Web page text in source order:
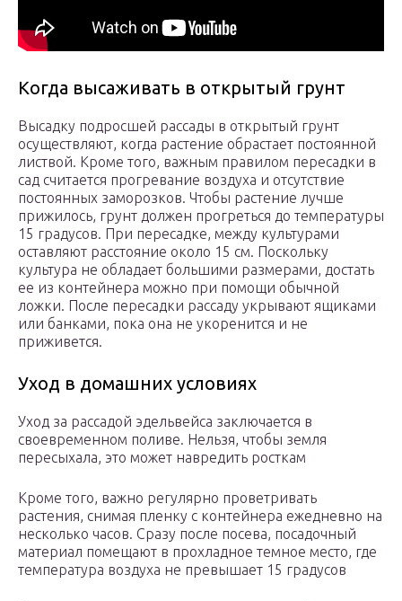
Когда высаживать в открытый грунт
Высадку подросшей рассады в открытый грунт
осуществляют, когда растение обрастает постоянной
листвой. Кроме того, важным правилом пересадки в
сад считается прогревание воздуха и отсутствие
постоянных заморозков. Чтобы растение лучше
прижилось, грунт должен прогреться до температуры
15 градусов. При пересадке, между культурами
оставляют расстояние около 15 см. Поскольку
культура не обладает большими размерами, достать
ее из контейнера можно при помощи обычной
ложки. После пересадки рассаду укрывают ящиками
или банками, пока она не укоренится и не
приживется.
Уход в домашних условиях
Уход за рассадой эдельвейса заключается в
своевременном поливе. Нельзя, чтобы земля
пересыхала, это может навредить росткам
Кроме того, важно регулярно проветривать
растения, снимая пленку с контейнера ежедневно на
несколько часов. Сразу после посева, посадочный
материал помещают в прохладное темное место, где
температура воздуха не превышает 15 градусов